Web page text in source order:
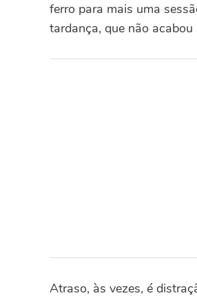
ferro para mais uma
tardança, que não acabou
Atraso, às vezes, é